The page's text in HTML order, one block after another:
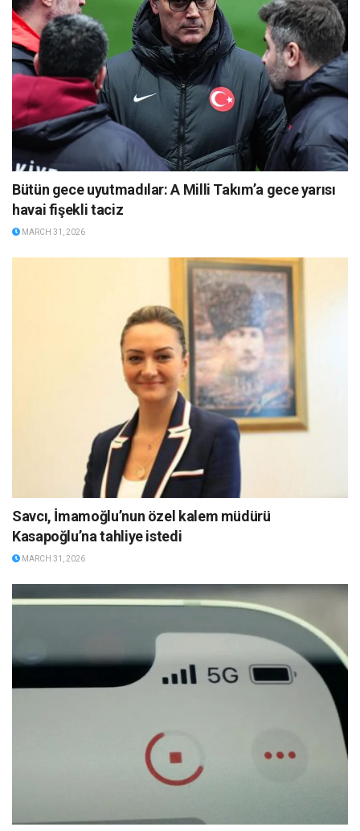
Bütün gece uyutmadılar: A Milli Takım’a gece yarısı
havai fişekli taciz
MARCH 31, 2026
Savcı, İmamoğlu’nun özel kalem müdürü
Kasapoğlu’na tahliye istedi
MARCH 31, 2026